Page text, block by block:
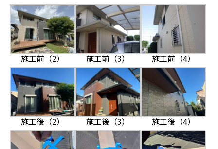
施工前（2） 施工前（3） 施工前（4）
施工後（2） 施工後（3） 施工後（4）